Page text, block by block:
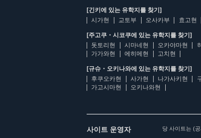
[긴키에 있는 유학지를 찾기]
시가현
교토부 오사카부 효고현
[주고쿠・시코쿠에 있는 유학지를 찾기]
돗토리현
시마네현 오카야마현
가가와현
에히메현 고치현
[규슈・오키나와에 있는 유학지를 찾기]
후쿠오카현
사가현 나가사키현
가고시마현
오키나와현
사이트 운영자 당 사이트는 (